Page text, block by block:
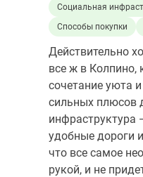
Социальная
Способы покупки
Действительно
все ж в Колпино,
сочетание уюта
сильных плюсов
инфраструктура
удобные дороги
что все самое
рукой, и не